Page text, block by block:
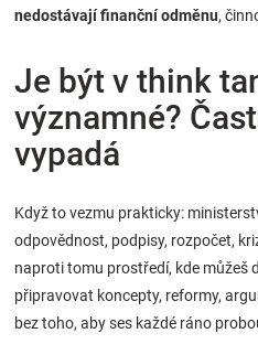
nedostávají finanční odměnu,
Je být v think
významné?
vypadá
Když to vezmu prakticky:
odpovědnost, podpisy, rozpočet,
naproti tomu prostředí, kde můžeš
připravovat koncepty, reformy,
bez toho, aby ses každé ráno